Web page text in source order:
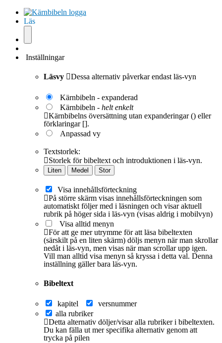
Läs
Inställningar
Läsvy Dessa alternativ påverkar endast läs-vyn
Kärnbibeln - expanderad
Kärnbibeln - helt enkelt
Kärnbibelns översättning utan expanderingar () eller
förklaringar [].
Anpassad vy
Textstorlek:
Storlek för bibeltext och introduktionen i läs-vyn.
Liten Medel Stor
Visa innehållsförteckning
På större skärm visas innehållsförteckningen som
automatiskt följer med i läsningen och visar aktuell
rubrik på höger sida i läs-vyn (visas aldrig i mobilvyn)
Visa alltid menyn
För att ge mer utrymme för att läsa bibeltexten
(särskilt på en liten skärm) döljs menyn när man skrollar
nedåt i läs-vyn, men visas när man scrollar upp igen.
Vill man alltid visa menyn så kryssa i detta val. Denna
inställning gäller bara läs-vyn.
Bibeltext
kapitel
versnummer
alla rubriker
Detta alternativ döljer/visar alla rubriker i bibeltexten.
Du kan fälla ut mer specifika alternativ genom att
trycka på pilen